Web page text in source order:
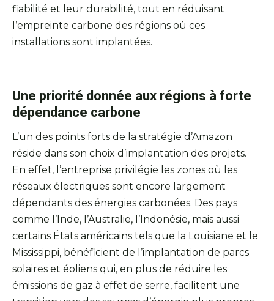
fiabilité et leur durabilité, tout en réduisant
l’empreinte carbone des régions où ces
installations sont implantées.
Une priorité donnée aux régions à forte
dépendance carbone
L’un des points forts de la stratégie d’Amazon
réside dans son choix d’implantation des projets.
En effet, l’entreprise privilégie les zones où les
réseaux électriques sont encore largement
dépendants des énergies carbonées. Des pays
comme l’Inde, l’Australie, l’Indonésie, mais aussi
certains États américains tels que la Louisiane et le
Mississippi, bénéficient de l’implantation de parcs
solaires et éoliens qui, en plus de réduire les
émissions de gaz à effet de serre, facilitent une